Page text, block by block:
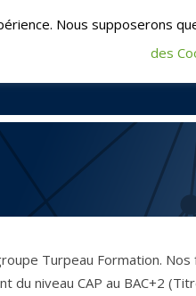
: 02 51 09 95 95 |
Turpeau Formation.
niveau CAP au BAC+2
Nous supposerons
des